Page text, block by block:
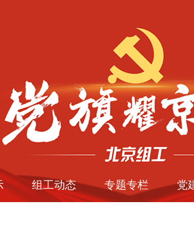
组工动态 专题专栏 党